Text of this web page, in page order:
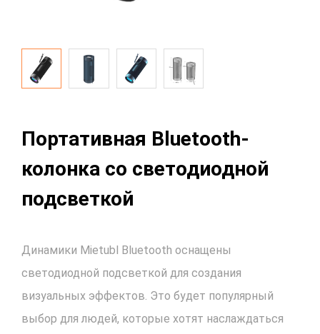
Портативная Bluetooth-
колонка со светодиодной
подсветкой
Динамики Mietubl Bluetooth оснащены
светодиодной подсветкой для создания
визуальных эффектов. Это будет популярный
выбор для людей, которые хотят наслаждаться